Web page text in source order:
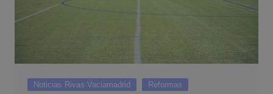
Noticias Rivas Vaciamadrid Reformas